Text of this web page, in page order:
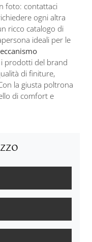
foto: contattaci
ogni altra
ricco catalogo di
ideali per le
prodotti del brand
di finiture,
la giusta poltrona
di comfort e